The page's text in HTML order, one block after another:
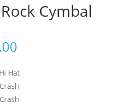
Cymbal
Hat